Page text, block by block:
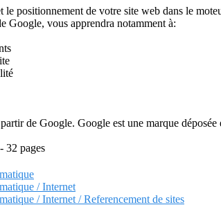
positionnement de votre site web dans le
Google, vous apprendra notamment à:
de Google. Google est une marque
32 pages
/ Internet
/ Internet / Referencement de sites